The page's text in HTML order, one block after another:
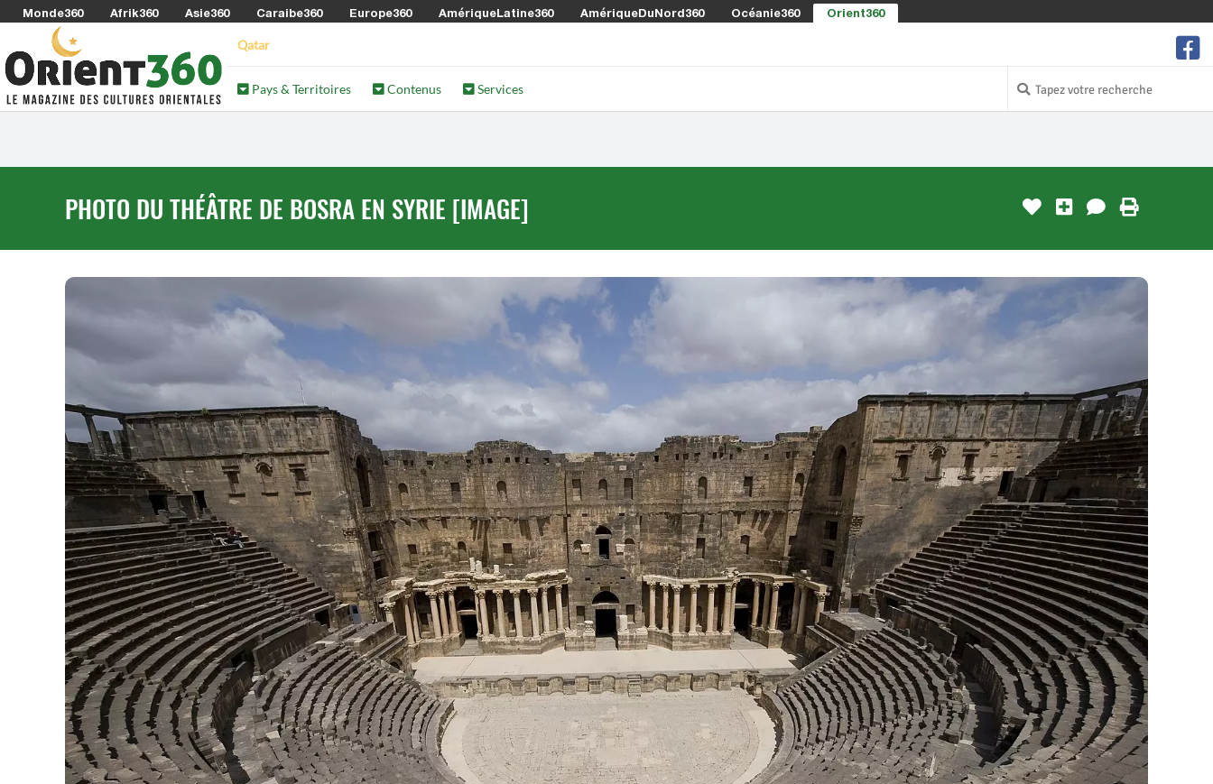
Monde360 Afrik360 Asie360 Caraibe360 Europe360 AmériqueLatine360 AmériqueDuNord360 Océanie360 Orient360
Qatar
Pays & Territoires Contenus Services
PHOTO DU THÉÂTRE DE BOSRA EN SYRIE [IMAGE]